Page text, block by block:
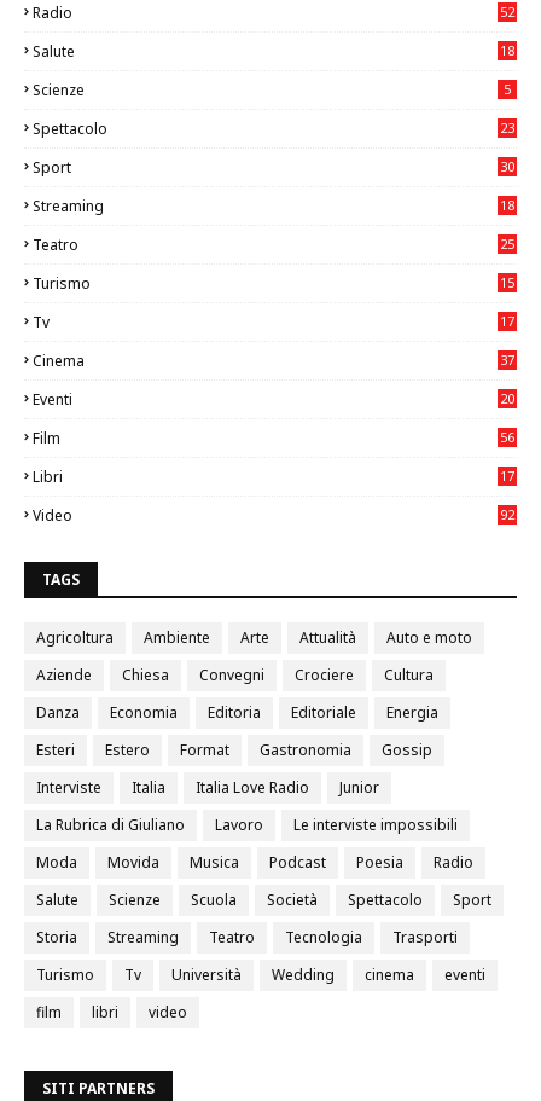
Radio 52
Salute
18
Scienze 5
Spettacolo 23
Sport
30
Streaming 18
Teatro
25
Turismo
15
Tv
17
Cinema
37
Eventi
20
Film
56
Libri
17
Video
92
TAGS
Agricoltura Ambiente Arte Attualità
Auto e moto
Aziende
Chiesa Convegni Crociere
Cultura
Danza
Economia Editoria Editoriale
Energia
Esteri
Estero Format Gastronomia
Gossip
Interviste
Italia Italia Love Radio
Junior
La Rubrica di Giuliano
Lavoro
Le interviste impossibili
Moda
Movida Musica Podcast Poesia
Radio
Salute
Scienze Scuola Società Spettacolo
Sport
Storia
Streaming Teatro Tecnologia
Trasporti
Turismo
Tv Università Wedding cinema
eventi
film
libri video
SITI PARTNERS